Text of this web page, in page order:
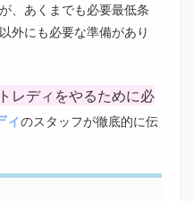
、あくまでも必要最低条
外にも必要な準備があり
レディをやるために必
ィのスタッフが徹底的に伝